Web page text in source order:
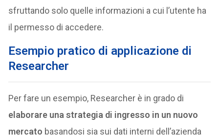
sfruttando solo quelle informazioni a cui l’utente ha
il permesso di accedere.
Esempio pratico di applicazione di
Researcher
Per fare un esempio, Researcher è in grado di
elaborare una strategia di ingresso in un nuovo
mercato basandosi sia sui dati interni dell’azienda